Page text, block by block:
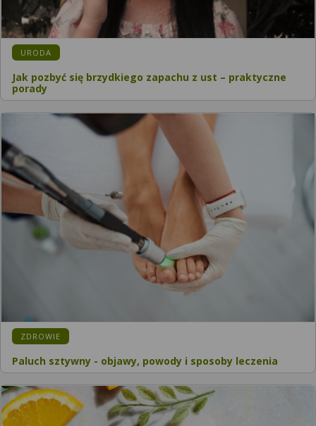
URODA
Jak pozbyć się brzydkiego zapachu z ust – praktyczne
porady
ZDROWIE
Paluch sztywny - objawy, powody i sposoby leczenia